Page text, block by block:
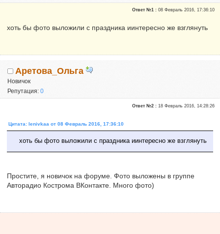
Сказали "Спасибо": 1
Ответ №1 :08 Февраль 2016, 17:36:10
хоть бы фото выложили с праздника иинтересно же взглянуть
Аретова_Ольга
Новичок
Репутация:0
Ответ №2 :18 Февраль 2016, 14:28:26
Цитата: lenivkaa от 08 Февраль 2016, 17:36:10
хоть бы фото выложили с праздника иинтересно же взглянуть
Простите, я новичок на форуме. Фото выложены в группе
Авторадио Кострома ВКонтакте. Много фото)